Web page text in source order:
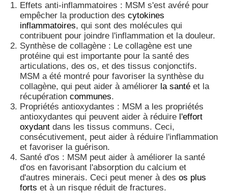
Visite de l'usine
Contrôle de la qualité
Demandez un devis
Poudre de MSM
MSM Méthylsulfonylméthane
Sulfone diméthylique de MSM
Effets anti-inflammatoires : MSM s'est avéré pour
empêcher la production descytokines
inflammatoires, qui sont des molécules qui
contribuent pour joindre l'inflammation et la douleur.
Synthèse de collagène : Le collagène est une
protéine qui est importante pour la santé des
articulations, des os, et des tissus conjonctifs.
MSM a été montré pour favoriser la synthèse du
collagène, qui peut aider à améliorer la santé et la
récupérationcommunes.
Propriétés antioxydantes : MSM a les propriétés
antioxydantes qui peuvent aider à réduire l'effort
oxydant dans les tissus communs. Ceci,
consécutivement, peut aider à réduire l'inflammation
et favoriser la guérison.
Santé d'os : MSM peut aider à améliorer la santé
d'os en favorisant l'absorption du calcium et
d'autres minerais. Ceci peut mener à desos plus
forts et à un risque réduit de fractures.